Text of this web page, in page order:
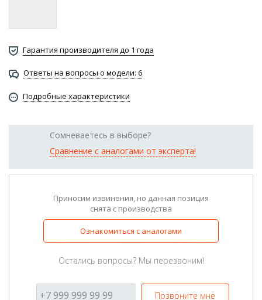
Гарантия производителя до 1 года
Ответы на вопросы о модели: 6
Подробные характеристики
Сомневаетесь в выборе?
Сравнение с аналогами от эксперта!
Приносим извинения, но данная позиция
снята с производства
Ознакомиться с аналогами
Остались вопросы? Мы перезвоним!
Позвоните мне